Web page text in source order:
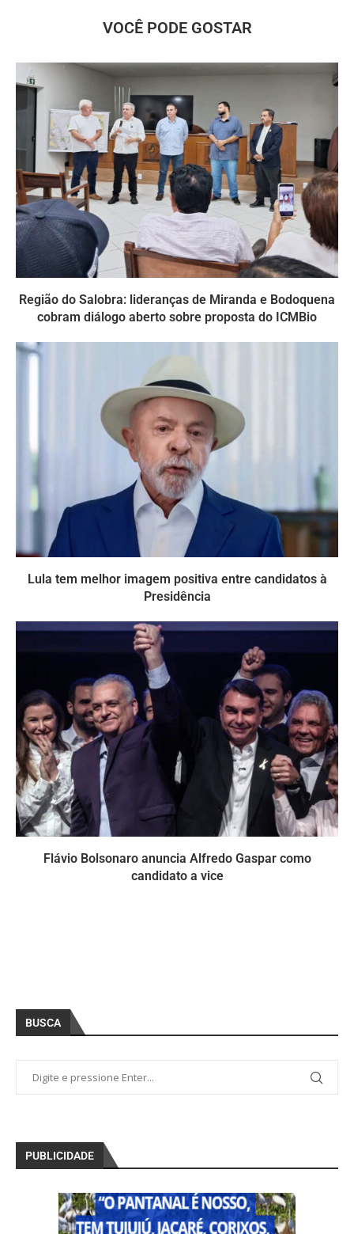
VOCÊ PODE GOSTAR
Região do Salobra: lideranças de Miranda e Bodoquena
cobram diálogo aberto sobre proposta do ICMBio
Lula tem melhor imagem positiva entre candidatos à
Presidência
Flávio Bolsonaro anuncia Alfredo Gaspar como
candidato a vice
BUSCA
PUBLICIDADE